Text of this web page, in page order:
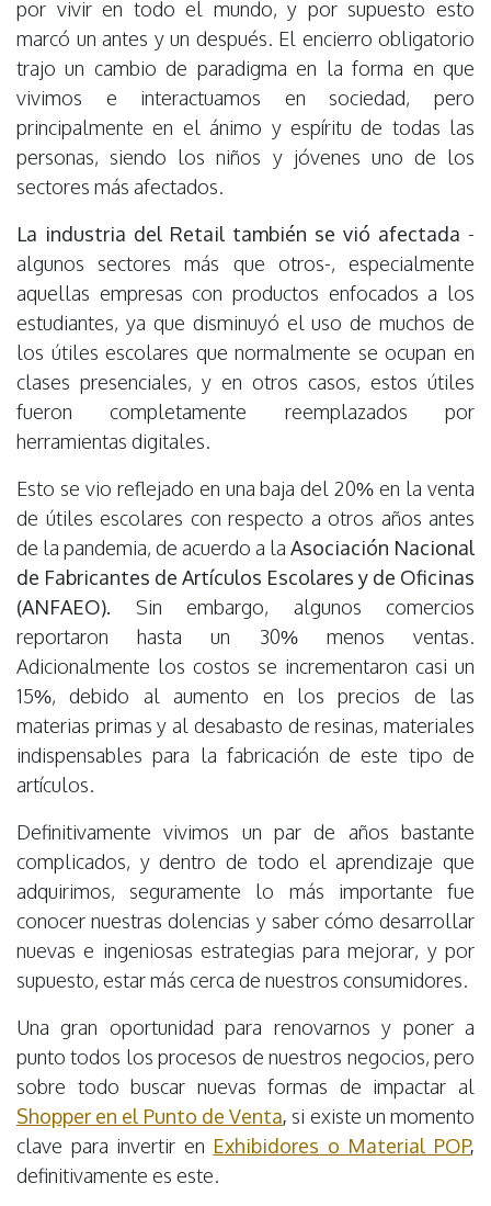
por vivir en todo el mundo, y por supuesto esto
marcó un antes y un después. El encierro obligatorio
trajo un cambio de paradigma en la forma en que
vivimos e interactuamos en sociedad, pero
principalmente en el ánimo y espíritu de todas las
personas, siendo los niños y jóvenes uno de los
sectores más afectados.
La industria del Retail también se vió afectada -
algunos sectores más que otros-, especialmente
aquellas empresas con productos enfocados a los
estudiantes, ya que disminuyó el uso de muchos de
los útiles escolares que normalmente se ocupan en
clases presenciales, y en otros casos, estos útiles
fueron completamente reemplazados por
herramientas digitales.
Esto se vio reflejado en una baja del 20% en la venta
de útiles escolares con respecto a otros años antes
de la pandemia, de acuerdo a la Asociación Nacional
de Fabricantes de Artículos Escolares y de Oficinas
(ANFAEO). Sin embargo, algunos comercios
reportaron hasta un 30% menos ventas.
Adicionalmente los costos se incrementaron casi un
15%, debido al aumento en los precios de las
materias primas y al desabasto de resinas, materiales
indispensables para la fabricación de este tipo de
artículos.
Definitivamente vivimos un par de años bastante
complicados, y dentro de todo el aprendizaje que
adquirimos, seguramente lo más importante fue
conocer nuestras dolencias y saber cómo desarrollar
nuevas e ingeniosas estrategias para mejorar, y por
supuesto, estar más cerca de nuestros consumidores.
Una gran oportunidad para renovarnos y poner a
punto todos los procesos de nuestros negocios, pero
sobre todo buscar nuevas formas de impactar al
Shopper en el Punto de Venta, si existe un momento
clave para invertir en Exhibidores o Material POP,
definitivamente es este.